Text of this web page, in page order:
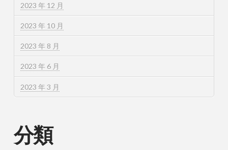
2023 年 12 月
2023 年 10 月
2023 年 8 月
2023 年 6 月
2023 年 3 月
分類